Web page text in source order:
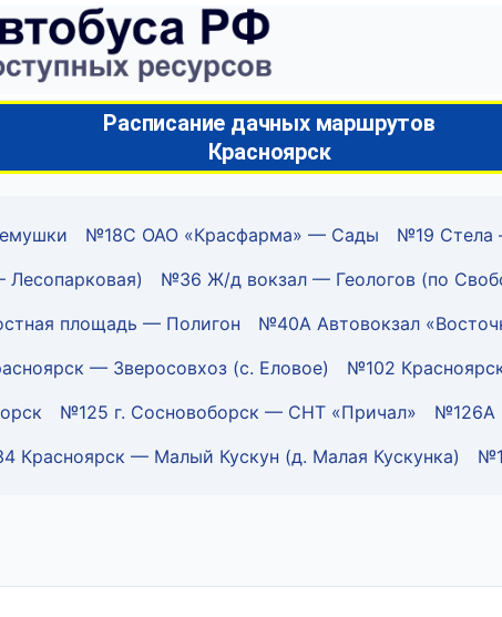
Расписание дачных маршрутов
Красноярск
№18С ОАО «Красфарма» — Сады
№19
№36 Ж/д вокзал — Геологов (по
площадь — Полигон
№40А Автовокзал
— Зверосовхоз (с. Еловое)
№102
№125 г. Сосновоборск — СНТ «Причал»
№126А
Красноярск — Малый Кускун (д. Малая Кускунка)